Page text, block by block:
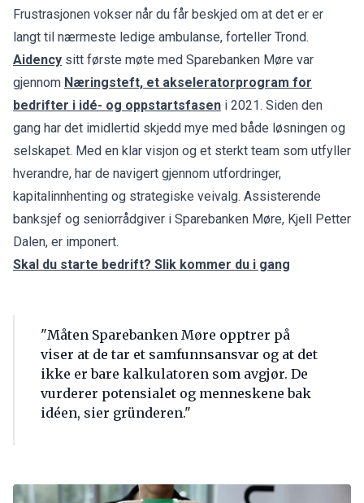
Frustrasjonen vokser når du får beskjed om at det er er
langt til nærmeste ledige ambulanse, forteller Trond.
Aidency sitt første møte med Sparebanken Møre var
gjennom Næringsteft, et akseleratorprogram for
bedrifter i idé- og oppstartsfasen i 2021. Siden den
gang har det imidlertid skjedd mye med både løsningen og
selskapet. Med en klar visjon og et sterkt team som utfyller
hverandre, har de navigert gjennom utfordringer,
kapitalinnhenting og strategiske veivalg. Assisterende
banksjef og seniorrådgiver i Sparebanken Møre, Kjell Petter
Dalen, er imponert.
Skal du starte bedrift? Slik kommer du i gang
"Måten Sparebanken Møre opptrer på
viser at de tar et samfunnsansvar og at det
ikke er bare kalkulatoren som avgjør. De
vurderer potensialet og menneskene bak
idéen, sier gründeren."